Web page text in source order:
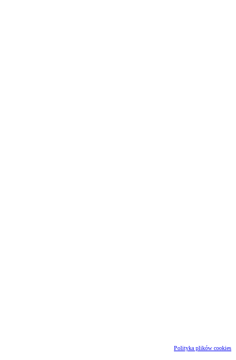
Polityka plików cookies